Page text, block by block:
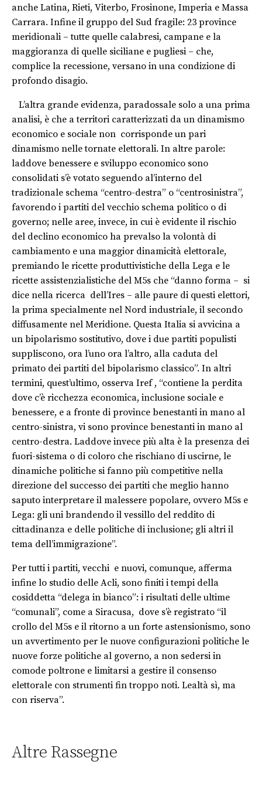
anche Latina, Rieti, Viterbo, Frosinone, Imperia e Massa
Carrara. Infine il gruppo del Sud fragile: 23 province
meridionali – tutte quelle calabresi, campane e la
maggioranza di quelle siciliane e pugliesi – che,
complice la recessione, versano in una condizione di
profondo disagio.
L’altra grande evidenza, paradossale solo a una prima
analisi, è che a territori caratterizzati da un dinamismo
economico e sociale non corrisponde un pari
dinamismo nelle tornate elettorali. In altre parole:
laddove benessere e sviluppo economico sono
consolidati s’è votato seguendo al’interno del
tradizionale schema “centro-destra” o “centrosinistra”,
favorendo i partiti del vecchio schema politico o di
governo; nelle aree, invece, in cui è evidente il rischio
del declino economico ha prevalso la volontà di
cambiamento e una maggior dinamicità elettorale,
premiando le ricette produttivistiche della Lega e le
ricette assistenzialistiche del M5s che “danno forma – si
dice nella ricerca dell’Ires – alle paure di questi elettori,
la prima specialmente nel Nord industriale, il secondo
diffusamente nel Meridione. Questa Italia si avvicina a
un bipolarismo sostitutivo, dove i due partiti populisti
suppliscono, ora l’uno ora l’altro, alla caduta del
primato dei partiti del bipolarismo classico”. In altri
termini, quest’ultimo, osserva Iref , “contiene la perdita
dove c’è ricchezza economica, inclusione sociale e
benessere, e a fronte di province benestanti in mano al
centro-sinistra, vi sono province benestanti in mano al
centro-destra. Laddove invece più alta è la presenza dei
fuori-sistema o di coloro che rischiano di uscirne, le
dinamiche politiche si fanno più competitive nella
direzione del successo dei partiti che meglio hanno
saputo interpretare il malessere popolare, ovvero M5s e
Lega: gli uni brandendo il vessillo del reddito di
cittadinanza e delle politiche di inclusione; gli altri il
tema dell’immigrazione”.
Per tutti i partiti, vecchi e nuovi, comunque, afferma
infine lo studio delle Acli, sono finiti i tempi della
cosiddetta “delega in bianco”: i risultati delle ultime
“comunali”, come a Siracusa, dove s’è registrato “il
crollo del M5s e il ritorno a un forte astensionismo, sono
un avvertimento per le nuove configurazioni politiche le
nuove forze politiche al governo, a non sedersi in
comode poltrone e limitarsi a gestire il consenso
elettorale con strumenti fin troppo noti. Lealtà sì, ma
con riserva”.
Altre Rassegne